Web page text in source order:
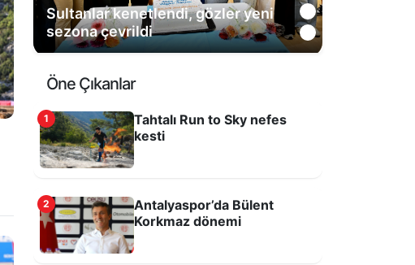
Sultanlar kenetlendi, gözler yeni
sezona çevrildi
Antalyaspor'un bağırsaklarının
Öne Çıkanlar
1
Tahtalı Run to Sky nefes
kesti
2
Antalyaspor’da Bülent
Korkmaz dönemi